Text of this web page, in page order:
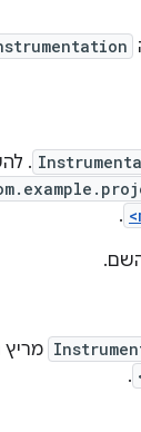
.
.
השם.
מריץ
.